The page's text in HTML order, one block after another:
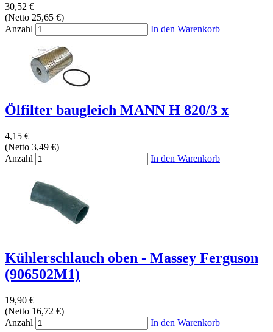
30,52 €
(Netto 25,65 €)
Anzahl
In den Warenkorb
Ölfilter baugleich MANN H 820/3 x
4,15 €
(Netto 3,49 €)
Anzahl
In den Warenkorb
Kühlerschlauch oben - Massey Ferguson
(906502M1)
19,90 €
(Netto 16,72 €)
Anzahl
In den Warenkorb